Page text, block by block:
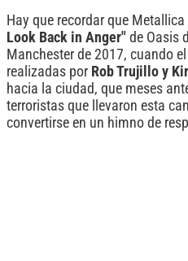
Hay que recordar que
Look Back in Anger" de Oasis
Manchester de 2017, cuando
realizadas por Rob Trujillo y
hacia la ciudad, que meses
terroristas que llevaron esta
convertirse en un himno de